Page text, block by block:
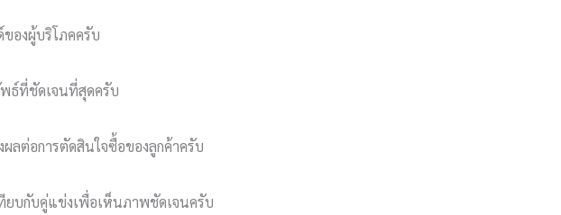
ของผู้บริโภคครับ
ธ์ที่ชัดเจนที่สุดครับ
ลต่อการตัดสินใจซื้อของลูกค้าครับ
ยบกับคู่แข่งเพื่อเห็นภาพชัดเจนครับ